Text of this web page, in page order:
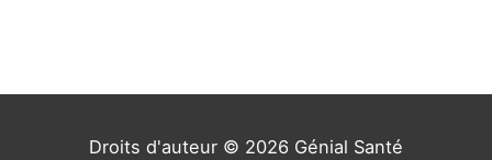
Droits d'auteur © 2026 Génial Santé